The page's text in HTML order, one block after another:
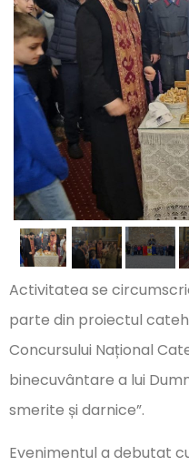
Activitatea se
parte din proiectul
Concursului Național
binecuvântare a lui
smerite și darnice”.
Evenimentul a debutat